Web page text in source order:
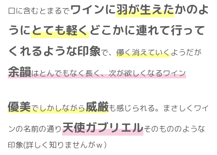
口に含むとまるでワインに羽が生えたかのよ
うにとても軽くどこかに連れて行って
くれるような印象で、 儚く消えていくようだが
余韻はとんでもなく長く、次が欲しくなるワイン
優美でしかしながら威厳も感じられる。まさしくワイ
ンの名前の通り天使ガブリエルそのもののような
印象(詳しく知りませんがｗ）